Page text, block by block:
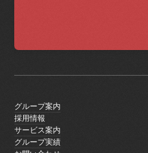
グループ案内
グループ案内
採用情報
採用情報
サービス案内
サービス案内
グループ実績